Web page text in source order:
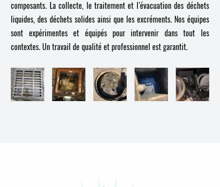
composants. La collecte, le traitement et l’évacuation des déchets
liquides, des déchets solides ainsi que les excréments. Nos équipes
sont expérimentes et équipés pour intervenir dans tout les
contextes. Un travail de qualité et professionnel est garantit.